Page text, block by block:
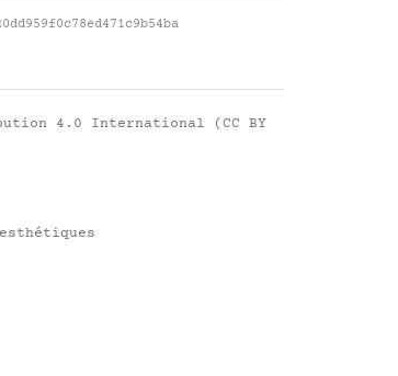
4.0 International (CC BY